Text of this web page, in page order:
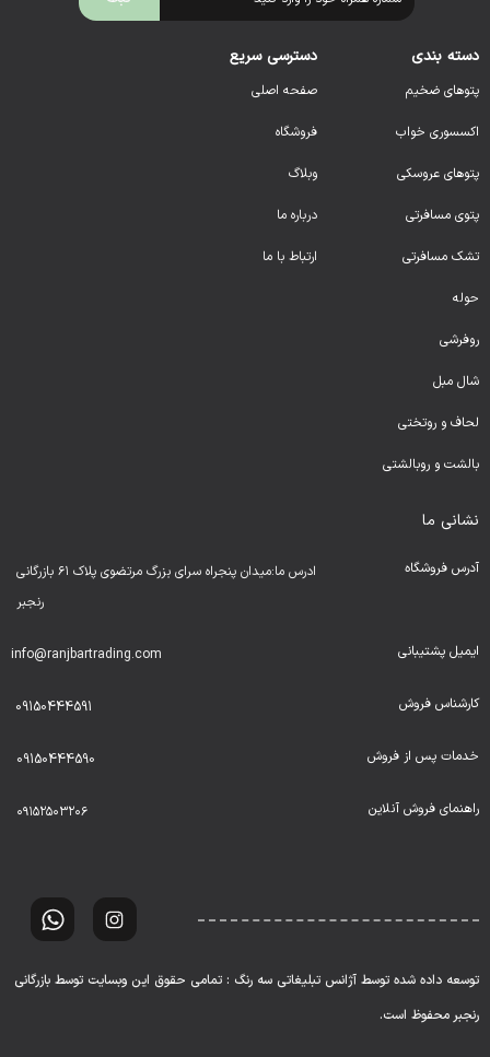
دسته بندی
پتوهای ضخیم
اکسسوری خواب
پتوهای عروسکی
پتوی مسافرتی
تشک مسافرتی
حوله
روفرشی
شال مبل
لحاف و روتختی
بالشت و روبالشتی
دسترسی سریع
صفحه اصلی
فروشگاه
وبلاگ
درباره ما
ارتباط با ما
نشانی ما
آدرس فروشگاه
ادرس ما:میدان پنجراه سرای بزرگ مرتضوی پلاک ۶۱ بازرگانی
رنجبر
ایمیل پشتیبانی info@ranjbartrading.com
کارشناس فروش 09150444591
خدمات پس از فروش 09150444590
راهنمای فروش آنلاین ۰۹۱۵۲۵۰۳۲۰۶
توسعه داده شده توسط آژانس تبلیغاتی سه رنگ : تمامی حقوق این وبسایت توسط بازرگانی
رنجبر محفوظ است.